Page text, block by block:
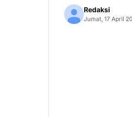
Redaksi
Jumat, 17 April